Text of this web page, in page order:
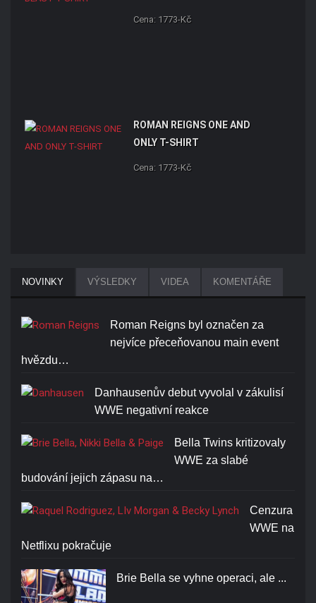
Cena: 1773-Kč
ROMAN REIGNS ONE AND
ONLY T-SHIRT
Cena: 1773-Kč
NOVINKY VÝSLEDKY VIDEA KOMENTÁŘE
Roman Reigns byl označen za
nejvíce přeceňovanou main event
hvězdu…
Danhausenův debut vyvolal v zákulisí
WWE negativní reakce
Bella Twins kritizovaly
WWE za slabé
budování jejich zápasu na…
Cenzura
WWE na
Netflixu pokračuje
Brie Bella se vyhne operaci, ale ...